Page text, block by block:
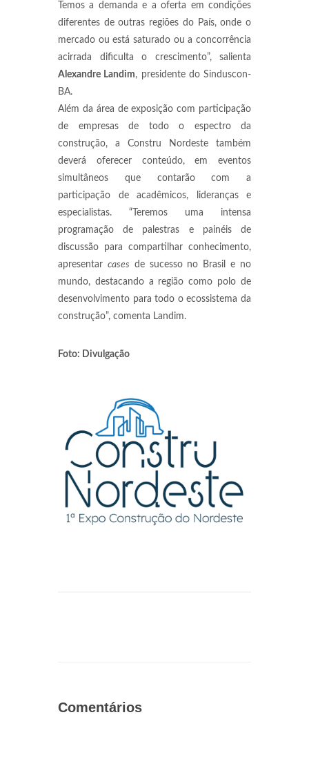
Temos a demanda e a oferta em condições
diferentes de outras regiões do País, onde o
mercado ou está saturado ou a concorrência
acirrada dificulta o crescimento”, salienta
Alexandre Landim, presidente do Sinduscon-
BA.
Além da área de exposição com participação
de empresas de todo o espectro da
construção, a Constru Nordeste também
deverá oferecer conteúdo, em eventos
simultâneos que contarão com a
participação de acadêmicos, lideranças e
especialistas. “Teremos uma intensa
programação de palestras e painéis de
discussão para compartilhar conhecimento,
apresentar cases de sucesso no Brasil e no
mundo, destacando a região como polo de
desenvolvimento para todo o ecossistema da
construção”, comenta Landim.
Foto: Divulgação
Comentários